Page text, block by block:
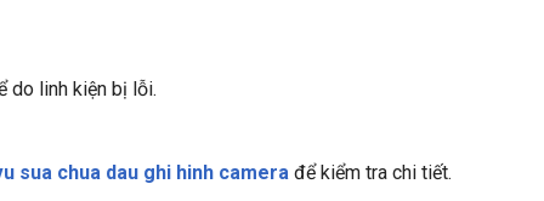
do linh kiện bị lỗi.
sua chua dau ghi hinh camera để kiểm tra chi tiết.